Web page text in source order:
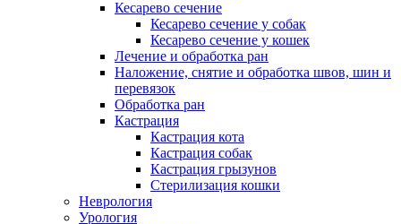
Кесарево сечение
Кесарево сечение у собак
Кесарево сечение у кошек
Лечение и обработка ран
Наложение, снятие и обработка швов, шин и
перевязок
Обработка ран
Кастрация
Кастрация кота
Кастрация собак
Кастрация грызунов
Стерилизация кошки
Неврология
Урология